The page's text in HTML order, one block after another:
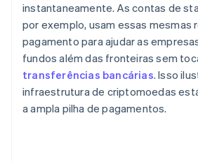
instantaneamente. As contas de
por exemplo, usam essas mesmas
pagamento para ajudar as
fundos além das fronteiras sem
transferências bancárias. Isso
infraestrutura de criptomoedas
a ampla pilha de pagamentos.